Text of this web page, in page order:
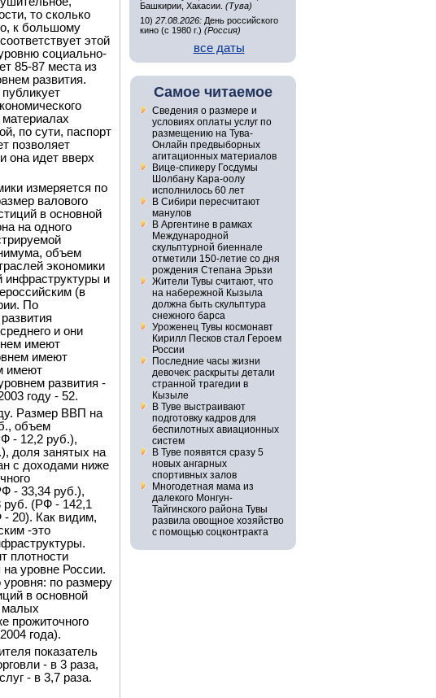
то сколько
к большому
этой
социально-
85-87 места из
развития.
по сути, паспорт
позволяет
она идет вверх
измеряется по
валового
в основной
на одного
объем
экономики
инфраструктуры и
(в
По
и они
имеют
имеют
имеют
развития -
году - 52.
Размер ВВП на
объем
- 12,2 руб.),
доля занятых на
с доходами ниже
- 33,34 руб.),
руб. (РФ - 142,1
- 20). Как видим,
-это
плотности
уровне России.
уровня: по размеру
в основной
малых
прожиточного
года).
показатель
- в 3 раза,
- в 3,7 раза.
Башкирии, Хакасии. (Тува)
10) 27.08.2026: День российского
кино (с 1980 г.) (Россия)
все даты
Самое читаемое
Сведения о размере и
условиях оплаты услуг по
размещению на Тува-
Онлайн предвыборных
агитационных материалов
Вице-спикеру Госдумы
Шолбану Кара-оолу
исполнилось 60 лет
В Сибири пересчитают
манулов
В Аргентине в рамках
Международной
скульптурной биеннале
отметили 150-летие со дня
рождения Степана Эрьзи
Жители Тувы считают, что
на набережной Кызыла
должна быть скульптура
снежного барса
Уроженец Тувы космонавт
Кирилл Песков стал Героем
России
Последние часы жизни
девочек: раскрыты детали
странной трагедии в
Кызыле
В Туве выстраивают
подготовку кадров для
беспилотных авиационных
систем
В Туве появятся сразу 5
новых ангарных
спортивных залов
Многодетная мама из
далекого Монгун-
Тайгинского района Тувы
развила овощное хозяйство
с помощью соцконтракта